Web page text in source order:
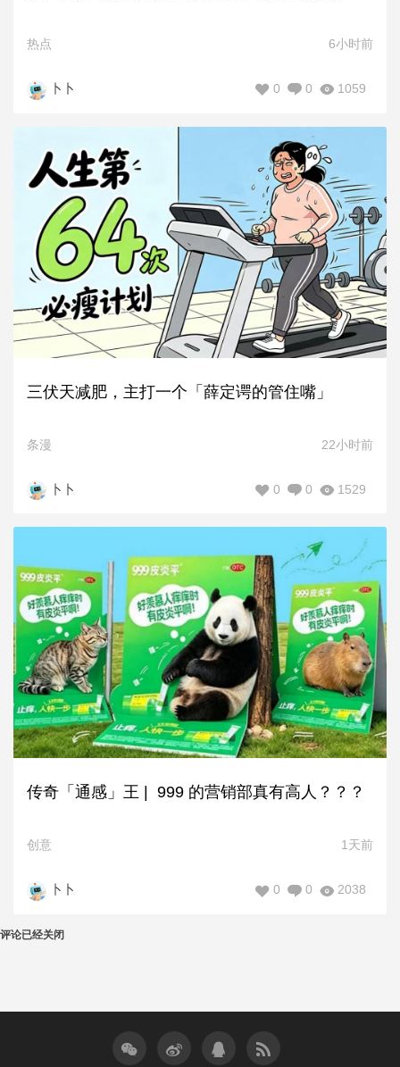
热点 6小时前
卜卜 1059
0
0
三伏天减肥，主打一个「薛定谔的管住嘴」
条漫 22小时前
卜卜 1529
0
0
传奇「通感」王 | 999 的营销部真有高人？？？
创意 1天前
卜卜 2038
0
0
评论已经关闭